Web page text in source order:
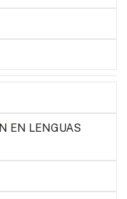
EN LENGUAS